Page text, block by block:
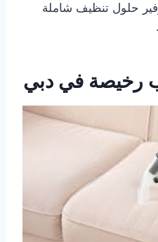
حلول تنظيف شاملة
رخيصة في دبي